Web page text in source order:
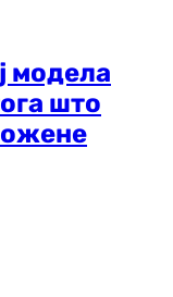
модела
што